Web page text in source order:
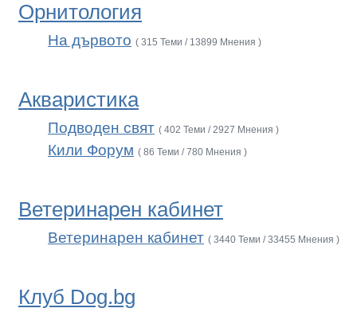
Орнитология
На дървото ( 315 Теми / 13899 Мнения )
Акваристика
Подводен свят ( 402 Теми / 2927 Мнения )
Кили Форум ( 86 Теми / 780 Мнения )
Ветеринарен кабинет
Ветеринарен кабинет ( 3440 Теми / 33455 Мнения )
Клуб Dog.bg